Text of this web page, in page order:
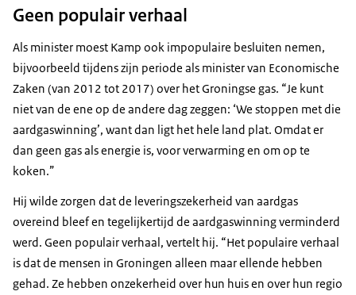
Geen populair verhaal
Als minister moest Kamp ook impopulaire besluiten nemen,
bijvoorbeeld tijdens zijn periode als minister van Economische
Zaken (van 2012 tot 2017) over het Groningse gas. “Je kunt
niet van de ene op de andere dag zeggen: ‘We stoppen met die
aardgaswinning’, want dan ligt het hele land plat. Omdat er
dan geen gas als energie is, voor verwarming en om op te
koken.”
Hij wilde zorgen dat de leveringszekerheid van aardgas
overeind bleef en tegelijkertijd de aardgaswinning verminderd
werd. Geen populair verhaal, vertelt hij. “Het populaire verhaal
is dat de mensen in Groningen alleen maar ellende hebben
gehad. Ze hebben onzekerheid over hun huis en over hun regio